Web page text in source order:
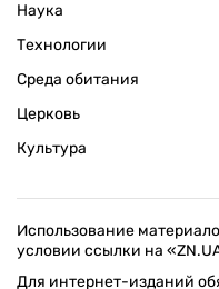
Наука
Технологии
Среда обитания
Церковь
Культура
Использование
условии ссылки на
Для интернет-изданий